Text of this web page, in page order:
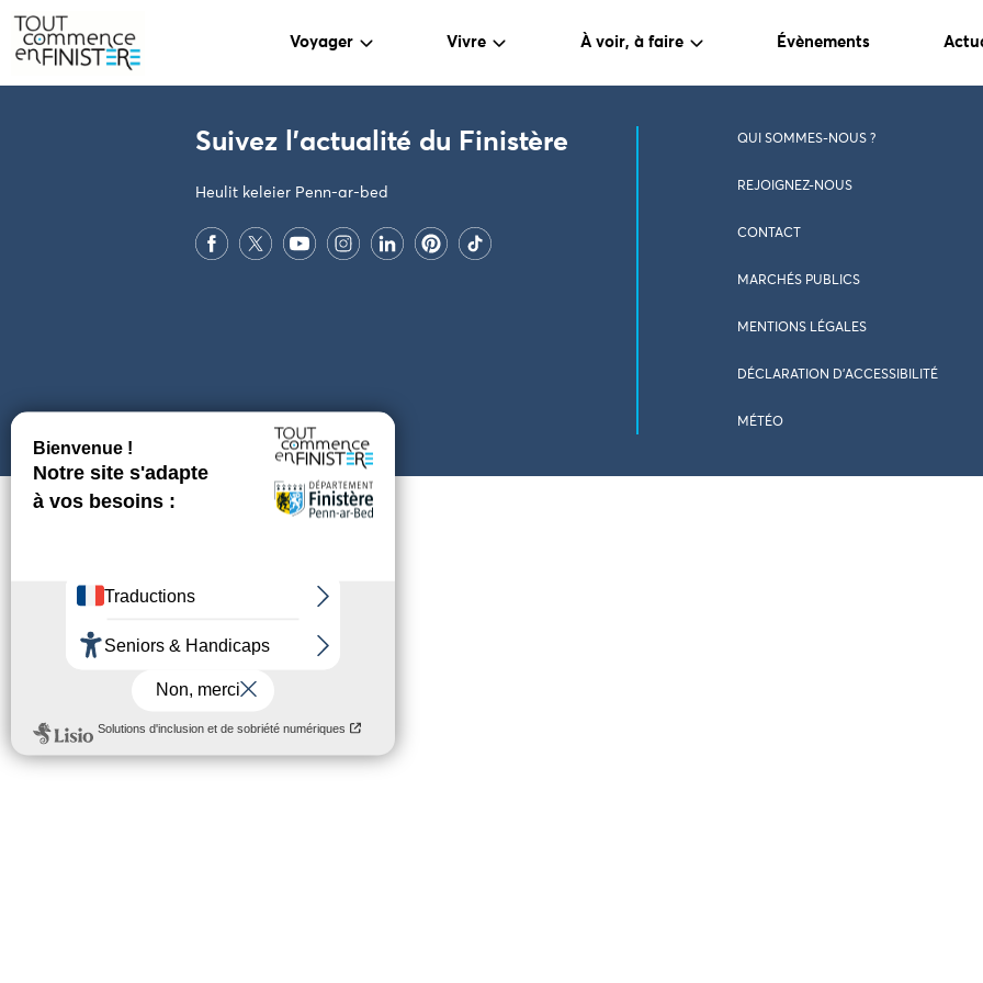
Voyager Vivre À voir, à faire Évènements
PARAMÈTRES DES COOKIES
Suivez l'actualité du Finistère
Heulit keleier Penn-ar-bed
QUI SOMMES-NOUS ?
REJOIGNEZ-NOUS
CONTACT
MARCHÉS PUBLICS
MENTIONS LÉGALES
DÉCLARATION D’ACCESSIBILITÉ
MÉTÉO